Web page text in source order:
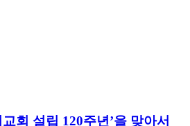
회 설립 120주년’을 맞아서